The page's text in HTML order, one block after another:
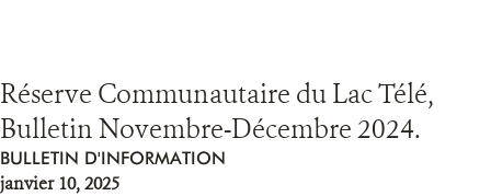
Réserve Communautaire du Lac Télé,
Bulletin Novembre-Décembre 2024.
BULLETIN D'INFORMATION
janvier 10, 2025